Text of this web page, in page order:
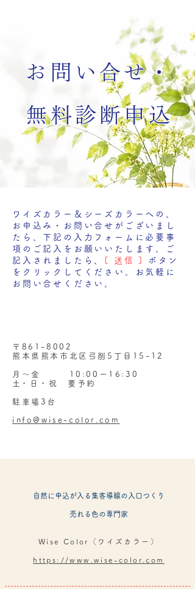
お問い合せ・
無料診断申込
ワイズカラー＆シーズカラーへの、
お申込み・お問い合せがございまし
たら、下記の入力フォームに必要事
項のご記入をお願いいたします。ご
記入されましたら、 [ 送信 ]
ボタン
をクリックしてください。お気軽に
お問い合せください。
〒861-8002
熊本県熊本市北区弓削5丁目15-12
月～金 10:00ー16:30
​土・日・祝 要予約
​駐車場3台
info@wise-color.com
自然に申込が入る集客導線の入口つくり
​売れる色の専門家​
Wise Color（ワイズカラー）
https://www.wise-color.com